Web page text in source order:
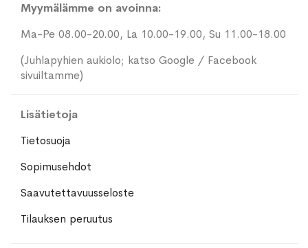
Myymälämme on avoinna:
Ma-Pe 08.00-20.00, La 10.00-19.00, Su 11.00-18.00
(Juhlapyhien aukiolo; katso Google / Facebook
sivuiltamme)
Lisätietoja
Tietosuoja
Sopimusehdot
Saavutettavuusseloste
Tilauksen peruutus